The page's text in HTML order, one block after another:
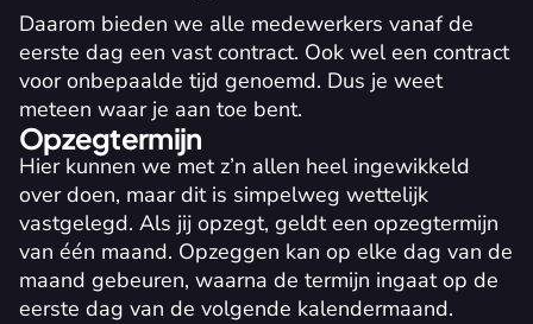
Daarom bieden we alle medewerkers vanaf de
eerste dag een vast contract. Ook wel een contract
voor onbepaalde tijd genoemd. Dus je weet
meteen waar je aan toe bent.
Opzegtermijn
Hier kunnen we met z’n allen heel ingewikkeld
over doen, maar dit is simpelweg wettelijk
vastgelegd. Als jij opzegt, geldt een opzegtermijn
van één maand. Opzeggen kan op elke dag van de
maand gebeuren, waarna de termijn ingaat op de
eerste dag van de volgende kalendermaand.